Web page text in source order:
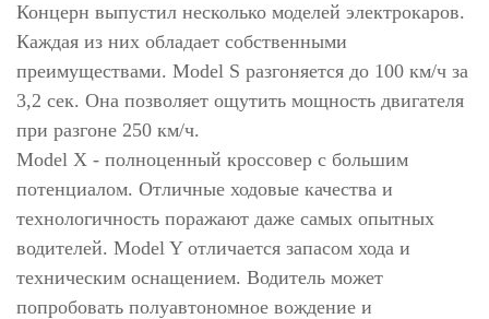
Концерн выпустил несколько моделей электрокаров.
Каждая из них обладает собственными
преимуществами. Model S разгоняется до 100 км/ч за
3,2 сек. Она позволяет ощутить мощность двигателя
при разгоне 250 км/ч.
Model X - полноценный кроссовер с большим
потенциалом. Отличные ходовые качества и
технологичность поражают даже самых опытных
водителей. Model Y отличается запасом хода и
техническим оснащением. Водитель может
попробовать полуавтономное вождение и